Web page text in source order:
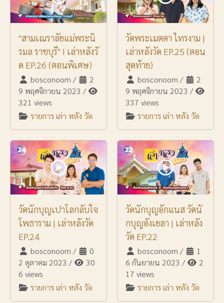
"สามเณราลัยแม่พระนิ
รมล ราชบุรี" I เล่าหลังวั
ด EP.26 (ตอนพิเศษ)
bosconoom /
2
9 พฤศจิกายน 2023 /
321 views
รายการ เล่า หลัง วัด
วัดพระเมตตา ไทรงาม |
เล่าหลังวัด EP.25 (ตอน
สุดท้าย)
bosconoom /
2
9 พฤศจิกายน 2023 /
337 views
รายการ เล่า หลัง วัด
วัดนักบุญเปาโลกลับใจ
โพธาราม | เล่าหลังวัด
EP.24
bosconoom /
0
2 ตุลาคม 2023 /
30
6 views
รายการ เล่า หลัง วัด
วัดนักบุญอักแนส วัดนั
กบุญอังเยลา | เล่าหลัง
วัด EP.22
bosconoom /
1
6 กันยายน 2023 /
2
17 views
รายการ เล่า หลัง วัด